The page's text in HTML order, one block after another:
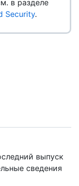
в разделе
Security.
выпуск
сведения